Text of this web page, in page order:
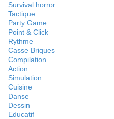
Survival horror
Tactique
Party Game
Point & Click
Rythme
Casse Briques
Compilation
Action
Simulation
Cuisine
Danse
Dessin
Educatif